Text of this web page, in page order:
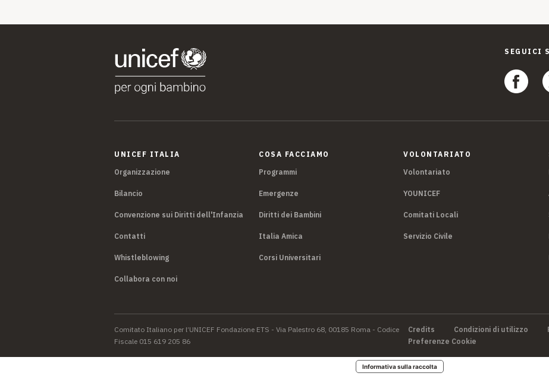
SEGUICI
UNICEF ITALIA
Organizzazione
Bilancio
Convenzione sui Diritti dell'Infanzia
Contatti
Whistleblowing
Collabora con noi
COSA FACCIAMO
Programmi
Emergenze
Diritti dei Bambini
Italia Amica
Corsi Universitari
VOLONTARIATO
Volontariato
YOUNICEF
Comitati Locali
Servizio Civile
Credits Condizioni di utilizzo
Preferenze Cookie
Comitato Italiano per l’UNICEF Fondazione ETS - Via Palestro 68, 00185 Roma - Codice
Fiscale 015 619 205 86
Informativa sulla raccolta